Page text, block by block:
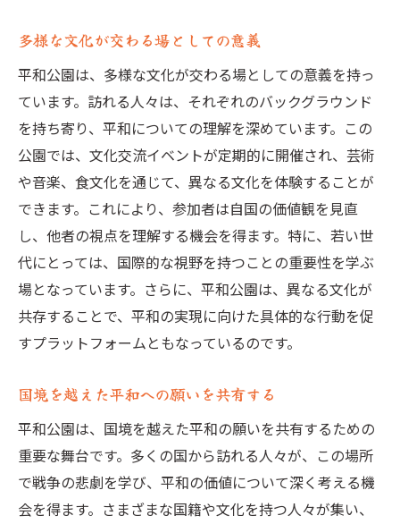
多様な文化が交わる場としての意義
平和公園は、多様な文化が交わる場としての意義を持っ
ています。訪れる人々は、それぞれのバックグラウンド
を持ち寄り、平和についての理解を深めています。この
公園では、文化交流イベントが定期的に開催され、芸術
や音楽、食文化を通じて、異なる文化を体験することが
できます。これにより、参加者は自国の価値観を見直
し、他者の視点を理解する機会を得ます。特に、若い世
代にとっては、国際的な視野を持つことの重要性を学ぶ
場となっています。さらに、平和公園は、異なる文化が
共存することで、平和の実現に向けた具体的な行動を促
すプラットフォームともなっているのです。
国境を越えた平和への願いを共有する
平和公園は、国境を越えた平和の願いを共有するための
重要な舞台です。多くの国から訪れる人々が、この場所
で戦争の悲劇を学び、平和の価値について深く考える機
会を得ます。さまざまな国籍や文化を持つ人々が集い、